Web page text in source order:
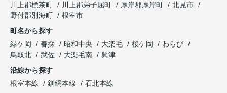
川上郡標茶町
川上郡弟子屈町 厚岸郡厚岸町
北見市
野付郡別海町
根室市
町名から探す
緑ケ岡
春採 昭和中央 大楽毛 桜ケ岡
わらび
鳥取北
武佐 大楽毛南
興津
沿線から探す
根室本線
釧網本線
石北本線